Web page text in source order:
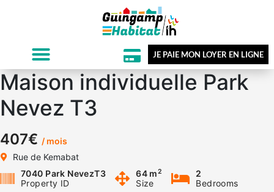
JE PAIE MON LOYER EN LIGNE
Maison individuelle Park
Nevez T3
407€ / mois
Rue de Kemabat
7040 Park NevezT3
Property ID
64 m2
Size
2
Bedrooms